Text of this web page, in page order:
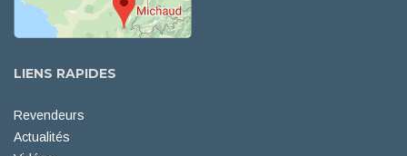
LIENS RAPIDES
Revendeurs
Actualités